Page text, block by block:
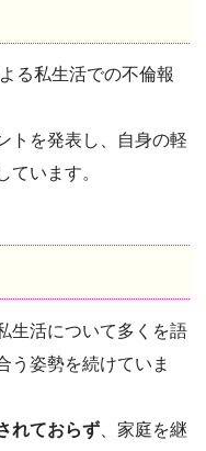
る私生活での不倫報
トを発表し、自身の軽
ています。
生活について多くを語
う姿勢を続けていま
れておらず 、家庭を継